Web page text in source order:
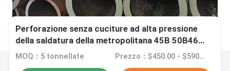
Perforazione senza cuciture ad alta pressione
della saldatura della metropolitana 45B 50B46
50B di acciaio al carbonio
MOQ：5 tonnellate Prezzo：$450.00 - $590.00/Tons